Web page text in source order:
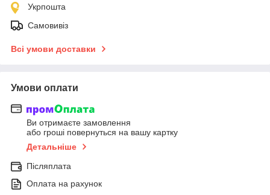
Укрпошта
Самовивіз
Всі умови доставки
Умови оплати
Ви отримаєте замовлення
або гроші повернуться на вашу картку
Детальніше
Післяплата
Оплата на рахунок